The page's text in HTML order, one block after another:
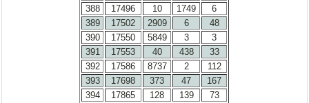
388
17496 10 1749
6
389
17502 2909 6
48
390
17550 5849 3
3
391
17553 40 438
33
392
17586 8737 2
112
393
17698 373 47
167
394
17865 128 139
73